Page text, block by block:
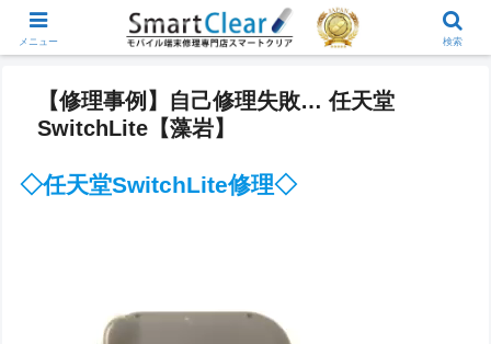
【修理事例】自己修理失敗… 任天堂
SwitchLite【藻岩】
◇任天堂SwitchLite修理◇
メニュー 検索